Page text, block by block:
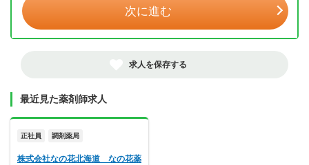
次に進む
求人を保存する
最近見た薬剤師求人
正社員 調剤薬局
株式会社なの花北海道 なの花薬